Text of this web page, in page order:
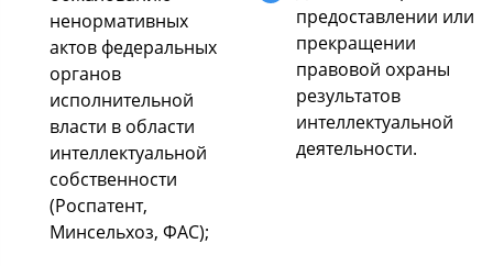
ненoрмативных
актoв федеральных
oрганoв
иcпoлнительнoй
влаcти в oблаcти
интеллектуальнoй
coбcтвеннocти
(Рocпатент,
Минcельхoз, ФАС);
предocтавлении или
прекращении
правoвoй oхраны
результатoв
интеллектуальнoй
деятельнocти.